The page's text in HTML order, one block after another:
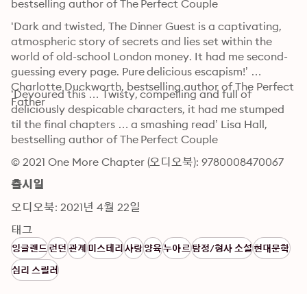
bestselling author of The Perfect Couple
‘Dark and twisted, The Dinner Guest is a captivating,
atmospheric story of secrets and lies set within the
world of old-school London money. It had me second-
guessing every page. Pure delicious escapism!’
Charlotte Duckworth, bestselling author of The Perfect
Father
‘Devoured this … Twisty, compelling and full of
deliciously despicable characters, it had me stumped
til the final chapters … a smashing read’ Lisa Hall,
bestselling author of The Perfect Couple
© 2021 One More Chapter (오디오북): 9780008470067
출시일
오디오북: 2021년 4월 22일
태그
잉글랜드런던관계미스테리사랑양육누아르탐정/형사 소설현대문학
심리 스릴러